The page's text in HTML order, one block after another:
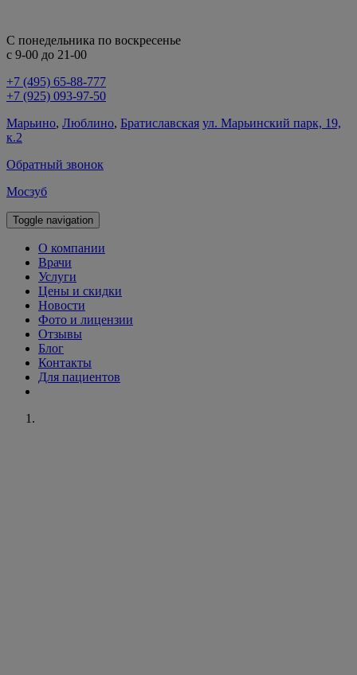
С понедельника по воскресенье
с 9-00 до 21-00
+7 (495) 65-88-777
+7 (925) 093-97-50
Марьино, Люблино, Братиславская ул. Марьинский парк, 19,
к.2
Обратный звонок
Мосзуб
Toggle navigation
О компании
Врачи
Услуги
Цены и скидки
Новости
Фото и лицензии
Отзывы
Блог
Контакты
Для пациентов